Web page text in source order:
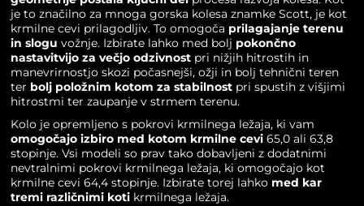
je to značilno za mnoga gorska kolesa znamke Scott, je kot
krmilne cevi prilagodljiv. To omogoča prilagajanje terenu
in slogu vožnje. Izbirate lahko med bolj pokončno
nastavitvijo za večjo odzivnostpri nižjih hitrostih in
manevrirnostjo skozi počasnejši, ožji in bolj tehnični teren
ter bolj položnim kotom za stabilnostpri spustih z višjimi
hitrostmi ter zaupanje v strmem terenu.
Kolo je opremljeno s pokrovi krmilnega ležaja, ki vam
omogočajo izbiro med kotom krmilne cevi65,0 ali 63,8
stopinje. Vsi modeli so prav tako dobavljeni z dodatnimi
nevtralnimi pokrovi krmilnega ležaja, ki omogočajo kot
krmilne cevi 64,4 stopinje. Izbirate torej lahko med kar
tremi različnimi kotikrmilnega ležaja.